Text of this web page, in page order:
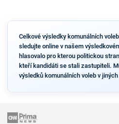
Celkové výsledky komunálních
sledujte online v našem
hlasovalo pro kterou politickou
kteří kandidáti se stali zastupiteli.
výsledků komunálních voleb v